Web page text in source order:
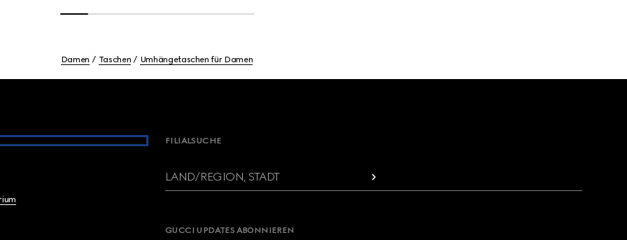
Damen Taschen Umhängetaschen für Damen
FILIALSUCHE
LAND/REGION, STADT
GUCCI UPDATES ABONNIEREN